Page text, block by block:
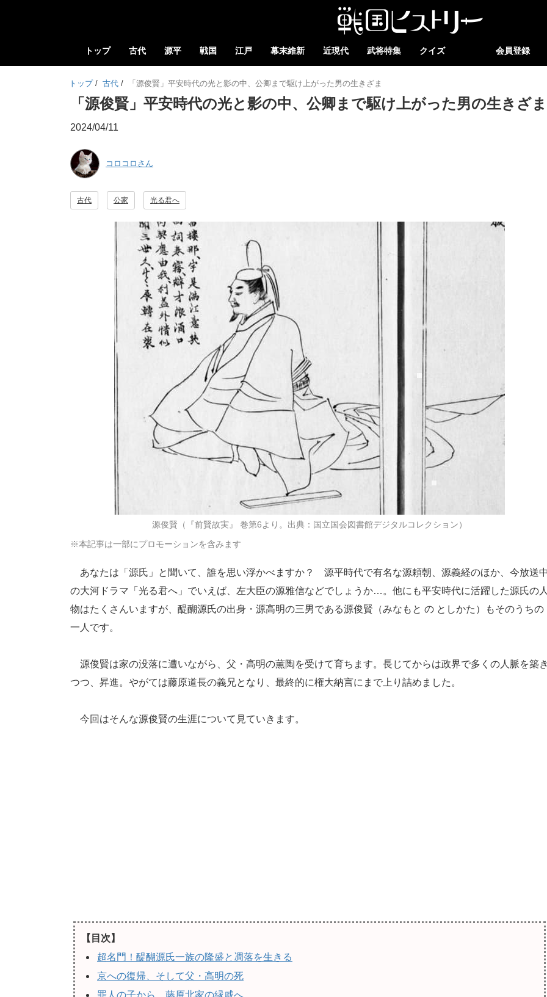
トップ 古代 源平 戦国 江戸 幕末維新 近現代 武将特集 クイズ 会員登録
トップ / 古代 / 「源俊賢」平安時代の光と影の中、公卿まで駆け上がった男の生きざま
「源俊賢」平安時代の光と影の中、公卿まで駆け上がった男の生きざま
2024/04/11
コロコロさん
古代 公家 光る君へ
源俊賢（『前賢故実』 巻第6より。出典：国立国会図書館デジタルコレクション）
※本記事は一部にプロモーションを含みます
あなたは「源氏」と聞いて、誰を思い浮かべますか？ 源平時代で有名な源頼朝、源義経のほか、今放送中
の大河ドラマ「光る君へ」でいえば、左大臣の源雅信などでしょうか…。他にも平安時代に活躍した源氏の人
物はたくさんいますが、醍醐源氏の出身・源高明の三男である源俊賢（みなもと の としかた）もそのうちの
一人です。
源俊賢は家の没落に遭いながら、父・高明の薫陶を受けて育ちます。長じてからは政界で多くの人脈を築き
つつ、昇進。やがては藤原道長の義兄となり、最終的に権大納言にまで上り詰めました。
今回はそんな源俊賢の生涯について見ていきます。
【目次】
超名門！醍醐源氏一族の隆盛と凋落を生きる
京への復帰、そして父・高明の死
罪人の子から、藤原北家の縁戚へ